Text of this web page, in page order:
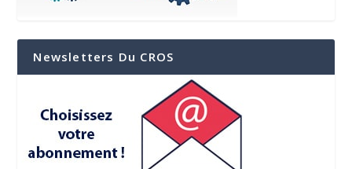
Newsletters Du CROS